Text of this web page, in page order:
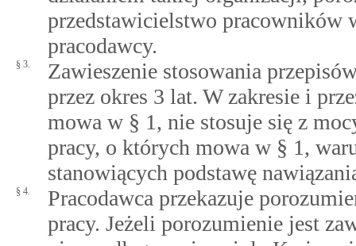
przedstawicielstwo pracowników
pracodawcy.
§ 3.
Zawieszenie stosowania
przez okres 3 lat. W zakresie i
mowa w § 1, nie stosuje się z
pracy, o których mowa w § 1,
stanowiących podstawę
§ 4.
Pracodawca przekazuje
pracy. Jeżeli porozumienie jest